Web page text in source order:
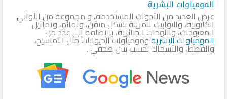
المومياوات البشرية
عرض العديد من الأدوات المستخدمة، و مجموعة من الأواني
الكانوبية، والتوابيت المزينة بشكل متقن، وتمائم، وتماثيل
المعبودات، واللوحات الجنائزية، بالإضافة إلى عدد من
المومياوات البشريةومومياوات الحيوانات مثل التماسيح،
والقطط، والأسماك بحسب بيان صحفي .